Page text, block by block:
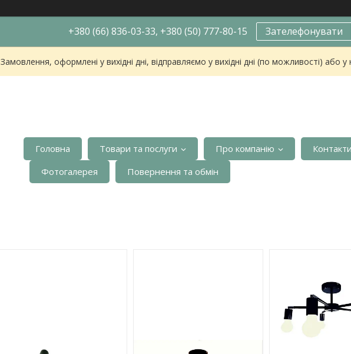
+380 (66) 836-03-33, +380 (50) 777-80-15 Зателефонувати
Замовлення, оформлені у вихідні дні, відправляємо у вихідні дні (по можливості) або
Головна Товари та послуги Про компанію Контакти
Фотогалерея
Повернення та обмін